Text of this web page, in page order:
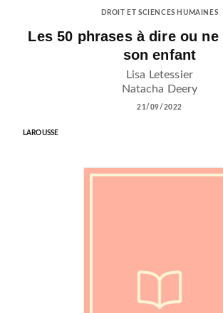
DROIT ET SCIENCES HUMAINES
Les 50 phrases à dire ou
son enfant
Lisa Letessier
Natacha Deery
21/09/2022
LAROUSSE